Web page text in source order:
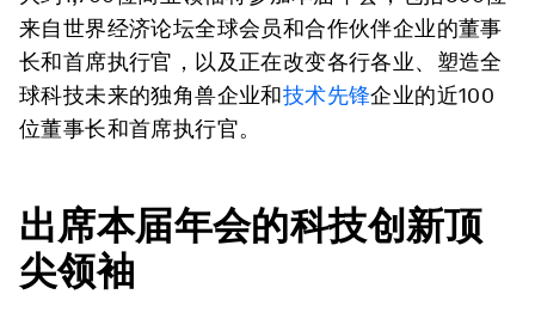
来自世界经济论坛全球会员和合作伙伴企业的董事
长和首席执行官，以及正在改变各行各业、塑造全
球科技未来的独角兽企业和技术先锋企业的近100
位董事长和首席执行官。
出席本届年会的科技创新顶
尖领袖